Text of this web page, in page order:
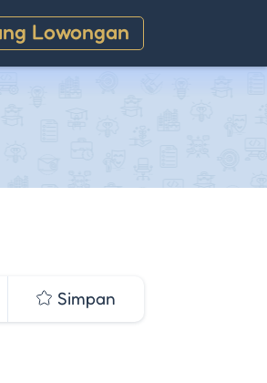
Lowongan
Simpan